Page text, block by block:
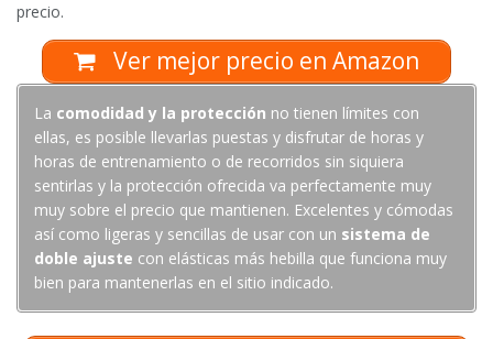
precio.
Ver mejor precio en Amazon
La comodidad y la protección no tienen límites con
ellas, es posible llevarlas puestas y disfrutar de horas y
horas de entrenamiento o de recorridos sin siquiera
sentirlas y la protección ofrecida va perfectamente muy
muy sobre el precio que mantienen. Excelentes y cómodas
así como ligeras y sencillas de usar con un sistema de
doble ajuste con elásticas más hebilla que funciona muy
bien para mantenerlas en el sitio indicado.